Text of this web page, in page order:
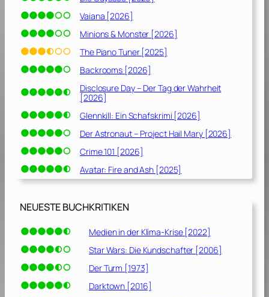
Vaiana [2026]
Minions & Monster [2026]
The Piano Tuner [2025]
Backrooms [2026]
Disclosure Day – Der Tag der Wahrheit
[2026]
Glennkill: Ein Schafskrimi [2026]
Der Astronaut – Project Hail Mary [2026]
Crime 101 [2026]
Avatar: Fire and Ash [2025]
NEUESTE BUCHKRITIKEN
Medien in der Klima-Krise [2022]
Star Wars: Die Kundschafter [2006]
Der Turm [1973]
Darktown [2016]